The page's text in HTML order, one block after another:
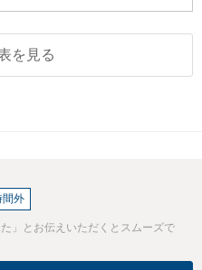
を見る
間外
」とお伝えいただくとスムーズで